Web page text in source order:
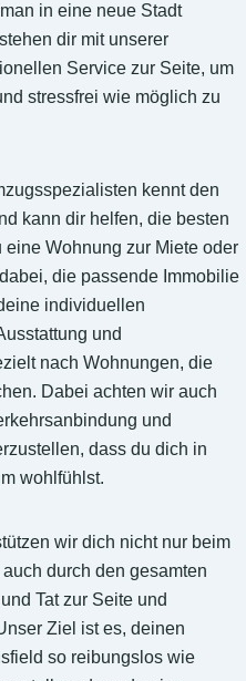
in eine neue Stadt
dir mit unserer
Service zur Seite, um
stressfrei wie möglich zu
kennt den
kann dir helfen, die besten
Wohnung zur Miete oder
die passende Immobilie
individuellen
und
nach Wohnungen, die
Dabei achten wir auch
und
dass du dich in
wohlfühlst.
wir dich nicht nur beim
durch den gesamten
Tat zur Seite und
Ziel ist es, deinen
so reibungslos wie